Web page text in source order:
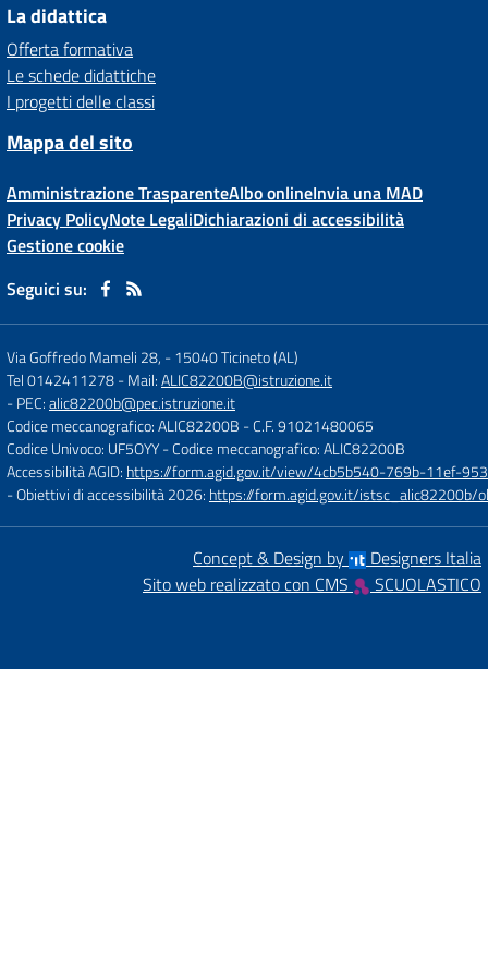
La didattica
Offerta formativa
Le schede didattiche
I progetti delle classi
Mappa del sito
Amministrazione TrasparenteAlbo onlineInvia una MAD
Privacy PolicyNote LegaliDichiarazioni di accessibilità
Gestione cookie
Seguici su:
Via Goffredo Mameli 28, -15040 Ticineto (AL)
Tel 0142411278- Mail:ALIC82200B@istruzione.it
- PEC:alic82200b@pec.istruzione.it
Codice meccanografico: ALIC82200B - C.F. 91021480065
Codice Univoco: UF5OYY- Codice meccanografico: ALIC82200B
Accessibilità AGID: https://form.agid.gov.it/view/4cb5b540-769b-11ef-
- Obiettivi di accessibilità 2026: https://form.agid.gov.it/
Concept & Design by
Designers Italia
Sito web realizzato con CMS
SCUOLASTICO